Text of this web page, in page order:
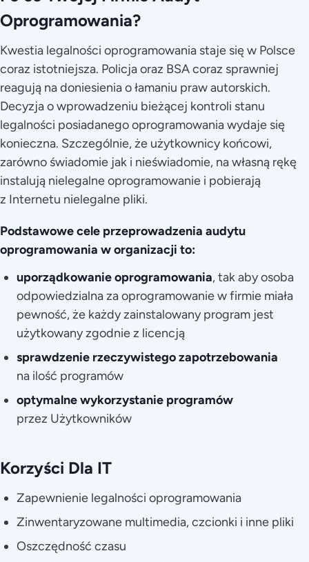
Oprogramowania?
Kwestia legalności oprogramowania staje się w Polsce
coraz istotniejsza. Policja oraz BSA coraz sprawniej
reagują na doniesienia o łamaniu praw autorskich.
Decyzja o wprowadzeniu bieżącej kontroli stanu
legalności posiadanego oprogramowania wydaje się
konieczna. Szczególnie, że użytkownicy końcowi,
zarówno świadomie jak i nieświadomie, na własną rękę
instalują nielegalne oprogramowanie i pobierają
z Internetu nielegalne pliki.
Podstawowe cele przeprowadzenia audytu
oprogramowania w organizacji to:
uporządkowanie oprogramowania, tak aby osoba
odpowiedzialna za oprogramowanie w firmie miała
pewność, że każdy zainstalowany program jest
użytkowany zgodnie z licencją
sprawdzenie rzeczywistego zapotrzebowania
na ilość programów
optymalne wykorzystanie programów
przez Użytkowników
Korzyści Dla IT
Zapewnienie legalności oprogramowania
Zinwentaryzowane multimedia, czcionki i inne pliki
Oszczędność czasu